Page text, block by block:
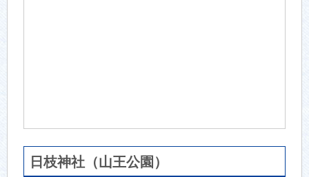
日枝神社（山王公園）